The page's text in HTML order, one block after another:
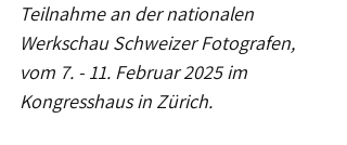
Teilnahme an der nationalen
Werkschau Schweizer Fotografen,
vom 7. - 11. Februar 2025 im
Kongresshaus in Zürich.